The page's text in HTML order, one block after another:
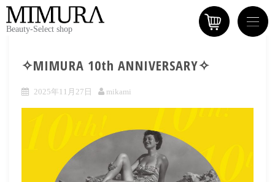
Beauty-Select shop
✧MIMURA 10th ANNIVERSARY✧
2025年11月27日 mikami